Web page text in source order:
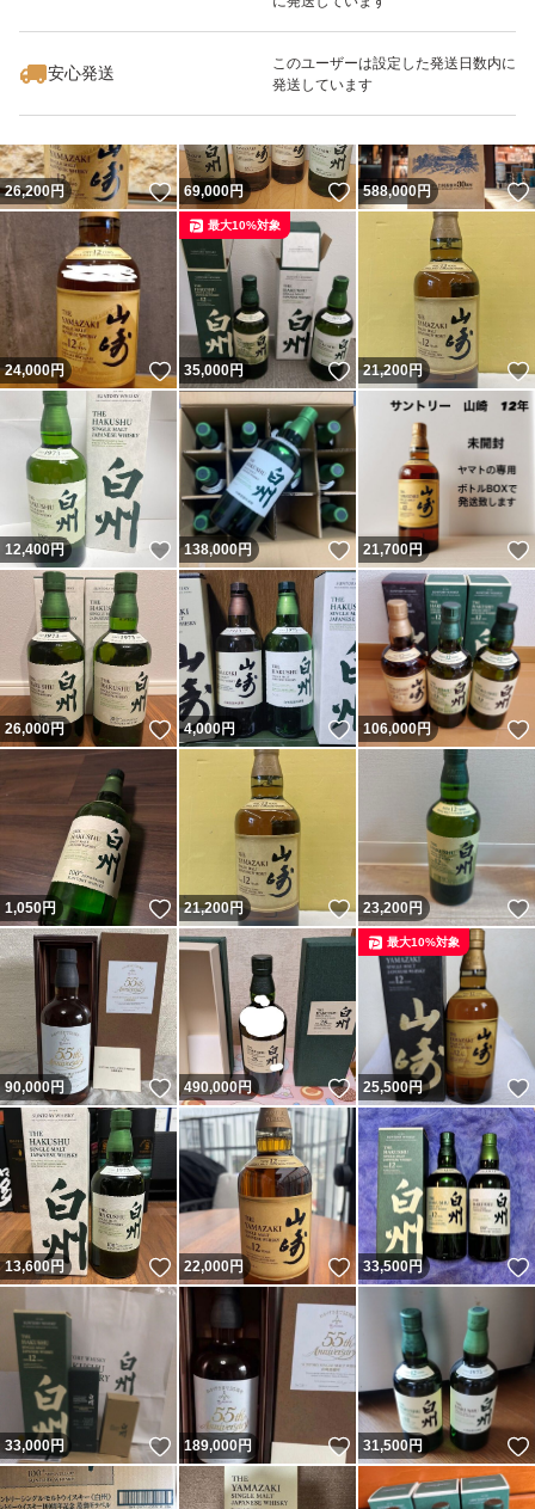
安心発送
このユーザーは設定した発送日数内に
発送しています
いいね！
29,500
26,200円 いいね！
69,000円 いいね！
588,000円
24,000円 いいね！
35,000円 いいね！
最大10%対象
21,200円
12,400円 いいね！
138,000円 いいね！
21,700円
26,000円 いいね！
4,000円 いいね！
106,000円
1,050円 いいね！
21,200円 いいね！
23,200円
90,000円 いいね！
490,000円 いいね！
25,500円
最大10%対象
13,600円 いいね！
22,000円 いいね！
33,500円
33,000円 いいね！
189,000円 いいね！
31,500円